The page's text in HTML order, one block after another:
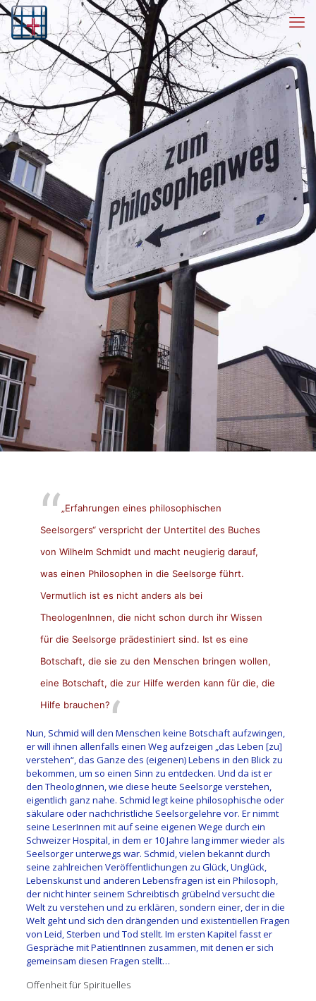
„Erfahrungen eines philosophischen
Seelsorgers“ verspricht der Untertitel des Buches
von Wilhelm Schmidt und macht neugierig darauf,
was einen Philosophen in die Seelsorge führt.
Vermutlich ist es nicht anders als bei
TheologenInnen, die nicht schon durch ihr Wissen
für die Seelsorge prädestiniert sind. Ist es eine
Botschaft, die sie zu den Menschen bringen wollen,
eine Botschaft, die zur Hilfe werden kann für die, die
Hilfe brauchen?
Nun, Schmid will den Menschen keine Botschaft aufzwingen,
er will ihnen allenfalls einen Weg aufzeigen „das Leben [zu]
verstehen“, das Ganze des (eigenen) Lebens in den Blick zu
bekommen, um so einen Sinn zu entdecken. Und da ist er
den TheologInnen, wie diese heute Seelsorge verstehen,
eigentlich ganz nahe. Schmid legt keine philosophische oder
säkulare oder nachchristliche Seelsorgelehre vor. Er nimmt
seine LeserInnen mit auf seine eigenen Wege durch ein
Schweizer Hospital, in dem er 10 Jahre lang immer wieder als
Seelsorger unterwegs war. Schmid, vielen bekannt durch
seine zahlreichen Veröffentlichungen zu Glück, Unglück,
Lebenskunst und anderen Lebensfragen ist ein Philosoph,
der nicht hinter seinem Schreibtisch grübelnd versucht die
Welt zu verstehen und zu erklären, sondern einer, der in die
Welt geht und sich den drängenden und existentiellen Fragen
von Leid, Sterben und Tod stellt. Im ersten Kapitel fasst er
Gespräche mit PatientInnen zusammen, mit denen er sich
gemeinsam diesen Fragen stellt…
Offenheit für Spirituelles